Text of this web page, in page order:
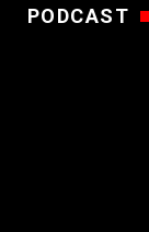
PODCAST